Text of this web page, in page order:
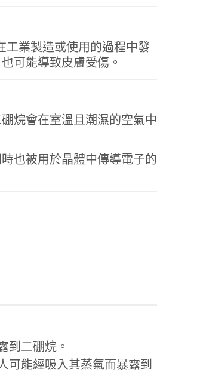
工業製造或使用的過程中發
可能導致皮膚受傷。
烷會在室溫且潮濕的空氣中
也被用於晶體中傳導電子的
到二硼烷。
可能經吸入其蒸氣而暴露到